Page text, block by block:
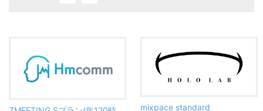
mixpace standard